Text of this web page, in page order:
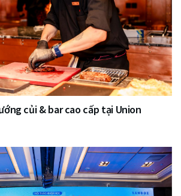
củi & bar cao cấp tại Union